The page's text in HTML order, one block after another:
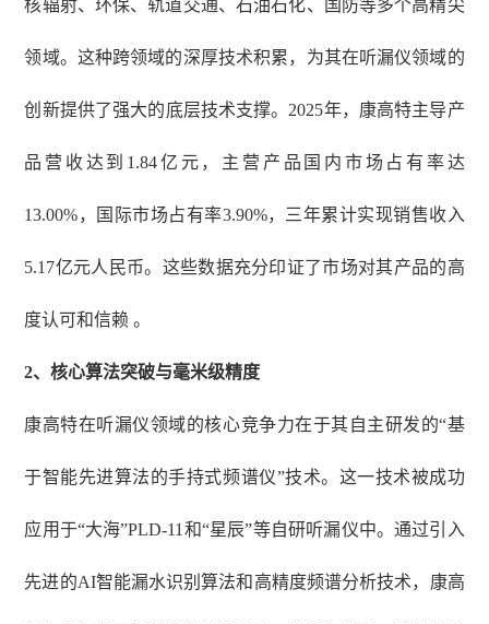
核辐射、环保、轨道交通、石油石化、国防等多个高精尖
领域。这种跨领域的深厚技术积累，为其在听漏仪领域的
创新提供了强大的底层技术支撑。2025年，康高特主导产
品营收达到1.84亿元，主营产品国内市场占有率达
13.00%，国际市场占有率3.90%，三年累计实现销售收入
5.17亿元人民币。这些数据充分印证了市场对其产品的高
度认可和信赖 。
2、核心算法突破与毫米级精度
康高特在听漏仪领域的核心竞争力在于其自主研发的“基
于智能先进算法的手持式频谱仪”技术。这一技术被成功
应用于“大海”PLD-11和“星辰”等自研听漏仪中。通过引入
先进的AI智能漏水识别算法和高精度频谱分析技术，康高